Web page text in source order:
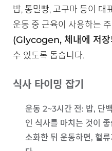
밥, 통밀빵, 고구마 등이 대
운동 중 근육이 사용하는
(Glycogen, 체내에 저장
수 있도록 돕습니다.
식사 타이밍 잡기
운동 2~3시간 전: 밥, 단
인 식사를 마치는 것이
소화한 뒤 운동하면, 혈